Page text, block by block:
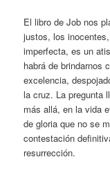
El libro de Job nos
justos, los
imperfecta, es un
habrá de brindarnos
excelencia,
la cruz. La pregunta
más allá, en la vida
de gloria que no se
contestación
resurrección.